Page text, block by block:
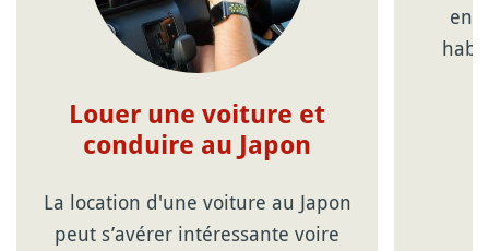
Louer une voiture et
conduire au Japon
La location d'une voiture au Japon
peut s’avérer intéressante voire